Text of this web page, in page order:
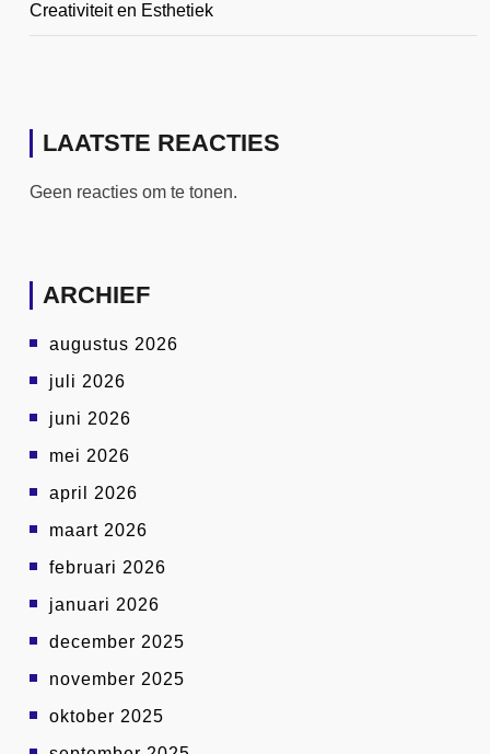
Creativiteit en Esthetiek
LAATSTE REACTIES
Geen reacties om te tonen.
ARCHIEF
augustus 2026
juli 2026
juni 2026
mei 2026
april 2026
maart 2026
februari 2026
januari 2026
december 2025
november 2025
oktober 2025